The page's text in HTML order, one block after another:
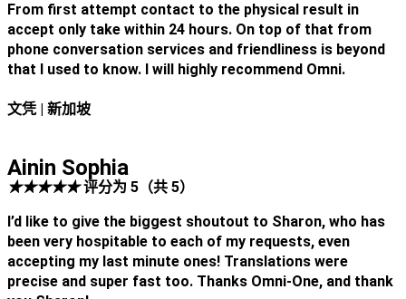
From first attempt contact to the physical result in
accept only take within 24 hours. On top of that from
phone conversation services and friendliness is beyond
that I used to know. I will highly recommend Omni.
文凭| 新加坡
Ainin Sophia
★★★★★ 评分为 5（共 5）
I’d like to give the biggest shoutout to Sharon, who has
been very hospitable to each of my requests, even
accepting my last minute ones! Translations were
precise and super fast too. Thanks Omni-One, and thank